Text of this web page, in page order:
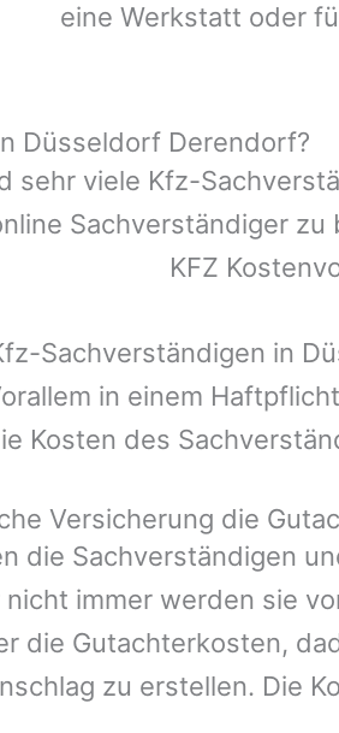
eine Werkstatt oder
Düsseldorf Derendorf?
sehr viele Kfz-
Sachverständiger
KFZ
Sachverständigen in
in einem
Kosten des
Versicherung die
die Sachverständigen
immer werden sie
die Gutachterkosten,
zu erstellen. Die